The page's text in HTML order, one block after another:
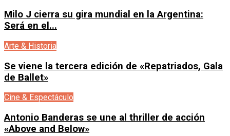
Milo J cierra su gira mundial en la Argentina:
Será en el...
Arte & Historia
Se viene la tercera edición de «Repatriados, Gala
de Ballet»
Cine & Espectáculo
Antonio Banderas se une al thriller de acción
«Above and Below»